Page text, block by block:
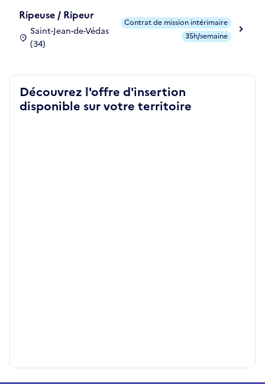
Ripeuse / Ripeur
Saint-Jean-de-Védas
(34)
Contrat de mission intérimaire
35h/semaine
Découvrez l'offre d'insertion
disponible sur votre territoire